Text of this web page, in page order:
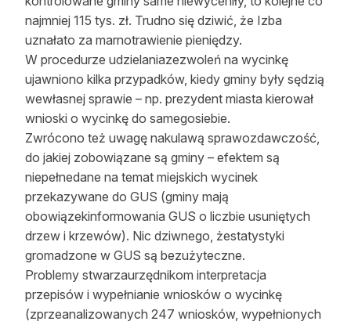
najmniej 115 tys. zł. Trudno się dziwić, że Izba
uznałato za marnotrawienie pieniędzy.
W procedurze udzielaniazezwoleń na wycinkę
ujawniono kilka przypadków, kiedy gminy były sędzią
wewłasnej sprawie – np. prezydent miasta kierował
wnioski o wycinkę do samegosiebie.
Zwrócono też uwagę nakulawą sprawozdawczość,
do jakiej zobowiązane są gminy – efektem są
niepełnedane na temat miejskich wycinek
przekazywane do GUS (gminy mają
obowiązekinformowania GUS o liczbie usuniętych
drzew i krzewów). Nic dziwnego, żestatystyki
gromadzone w GUS są bezużyteczne.
Problemy stwarzaurzędnikom interpretacja
przepisów i wypełnianie wniosków o wycinkę
(zprzeanalizowanych 247 wniosków, wypełnionych